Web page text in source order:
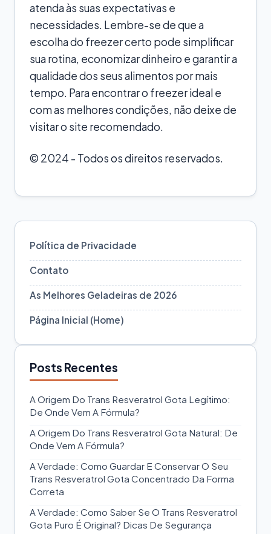
atenda às suas expectativas e
necessidades. Lembre-se de que a
escolha do freezer certo pode simplificar
sua rotina, economizar dinheiro e garantir a
qualidade dos seus alimentos por mais
tempo. Para encontrar o freezer ideal e
com as melhores condições, não deixe de
visitar o site recomendado.
© 2024 - Todos os direitos reservados.
Política de Privacidade
Contato
As Melhores Geladeiras de 2026
Página Inicial (Home)
Posts Recentes
A Origem Do Trans Resveratrol Gota Legítimo:
De Onde Vem A Fórmula?
A Origem Do Trans Resveratrol Gota Natural: De
Onde Vem A Fórmula?
A Verdade: Como Guardar E Conservar O Seu
Trans Resveratrol Gota Concentrado Da Forma
Correta
A Verdade: Como Saber Se O Trans Resveratrol
Gota Puro É Original? Dicas De Segurança